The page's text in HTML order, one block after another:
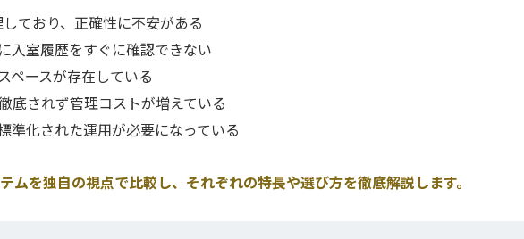
ており、正確性に不安がある
入室履歴をすぐに確認できない
ペースが存在している
底されず管理コストが増えている
準化された運用が必要になっている
ムを独自の視点で比較し、それぞれの特長や選び方を徹底解説します。